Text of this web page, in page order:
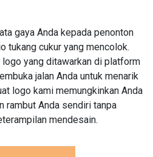
gaya Anda kepada penonton
tukang cukur yang mencolok.
yang ditawarkan di platform
jalan Anda untuk menarik
logo kami memungkinkan Anda
rambut Anda sendiri tanpa
mendesain.